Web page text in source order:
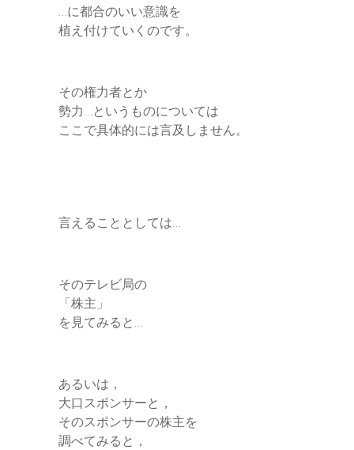
…に都合のいい意識を
植え付けていくのです。
その権力者とか
勢力…というものについては
ここで具体的には言及しません。
言えることとしては…
そのテレビ局の
「株主」
を見てみると…
あるいは，
大口スポンサーと，
そのスポンサーの株主を
調べてみると，